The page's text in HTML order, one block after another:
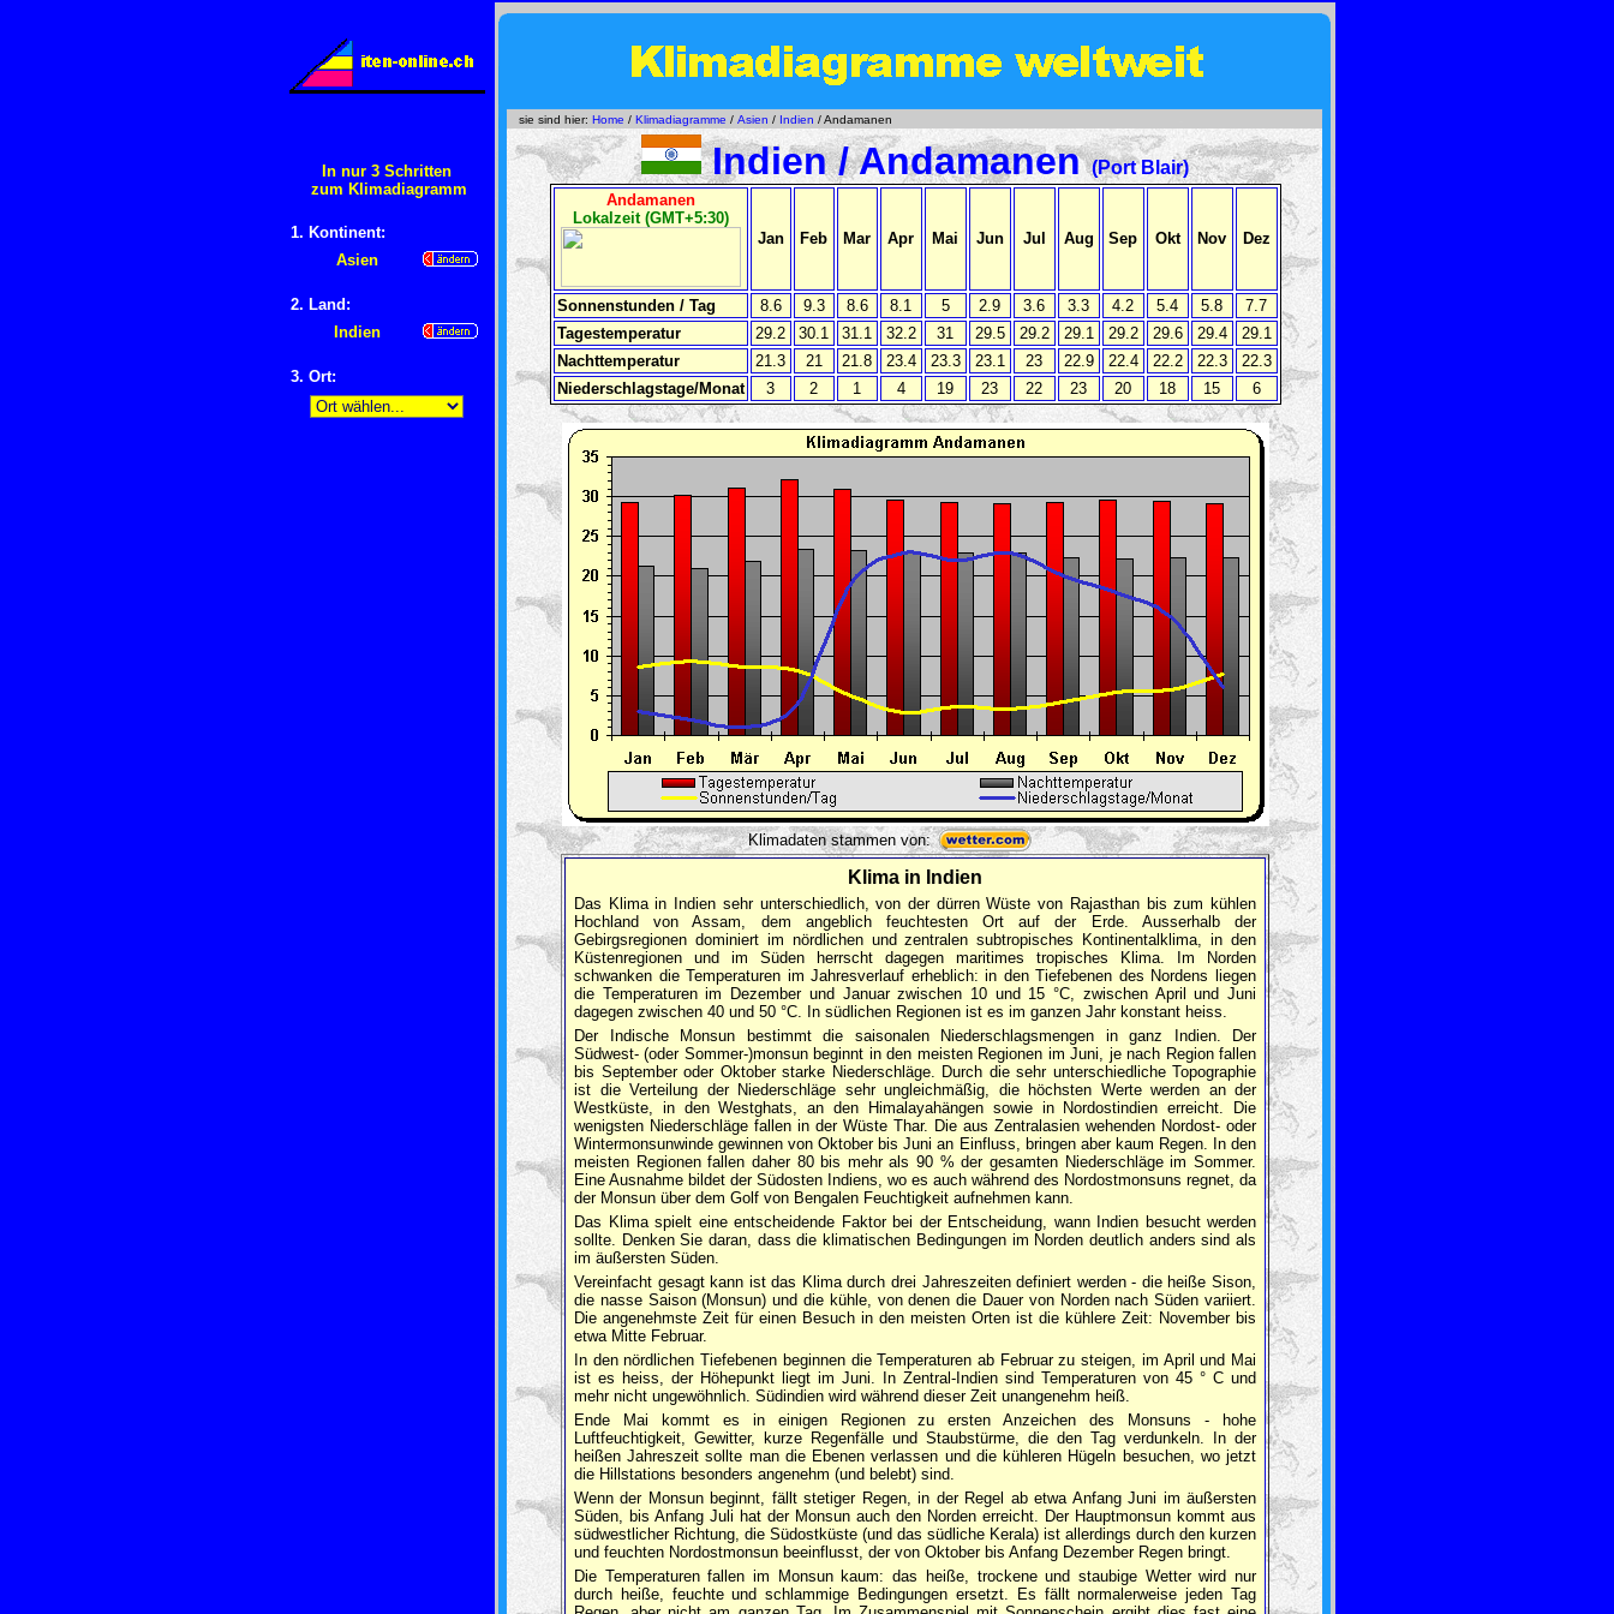
sie sind hier: Home / Klimadiagramme / Asien / Indien / Andamanen
In nur 3 Schritten
zum Klimadiagramm
1. Kontinent:
Asien
2. Land:
Indien
3. Ort:
Indien / Andamanen(Port Blair)
Andamanen
Lokalzeit (GMT+5:30)
Jan
Feb Mar Apr Mai Jun Jul Aug Sep Okt Nov Dez
Sonnenstunden / Tag 8.6 9.3 8.6 8.1 5 2.9 3.6 3.3 4.2 5.4 5.8
7.7
Tagestemperatur
29.2 30.1 31.1 32.2 31 29.5 29.2 29.1 29.2 29.6 29.4
29.1
Nachttemperatur
21.3 21 21.8 23.4 23.3 23.1 23 22.9 22.4 22.2 22.3
22.3
Niederschlagstage/Monat
3 2 1 4 19 23 22 23 20 18 15 6
Klimadaten stammen von:
Klima in Indien
Das Klima in Indien sehr unterschiedlich, von der dürren Wüste von Rajasthan bis zum kühlen
Hochland von Assam, dem angeblich feuchtesten Ort auf der Erde. Ausserhalb der
Gebirgsregionen dominiert im nördlichen und zentralen subtropisches Kontinentalklima, in den
Küstenregionen und im Süden herrscht dagegen maritimes tropisches Klima. Im Norden
schwanken die Temperaturen im Jahresverlauf erheblich: in den Tiefebenen des Nordens liegen
die Temperaturen im Dezember und Januar zwischen 10 und 15 °C, zwischen April und Juni
dagegen zwischen 40 und 50 °C. In südlichen Regionen ist es im ganzen Jahr konstant heiss.
Der Indische Monsun bestimmt die saisonalen Niederschlagsmengen in ganz Indien. Der
Südwest- (oder Sommer-)monsun beginnt in den meisten Regionen im Juni, je nach Region fallen
bis September oder Oktober starke Niederschläge. Durch die sehr unterschiedliche Topographie
ist die Verteilung der Niederschläge sehr ungleichmäßig, die höchsten Werte werden an der
Westküste, in den Westghats, an den Himalayahängen sowie in Nordostindien erreicht. Die
wenigsten Niederschläge fallen in der Wüste Thar. Die aus Zentralasien wehenden Nordost- oder
Wintermonsunwinde gewinnen von Oktober bis Juni an Einfluss, bringen aber kaum Regen. In den
meisten Regionen fallen daher 80 bis mehr als 90 % der gesamten Niederschläge im Sommer.
Eine Ausnahme bildet der Südosten Indiens, wo es auch während des Nordostmonsuns regnet, da
der Monsun über dem Golf von Bengalen Feuchtigkeit aufnehmen kann.
Das Klima spielt eine entscheidende Faktor bei der Entscheidung, wann Indien besucht werden
sollte. Denken Sie daran, dass die klimatischen Bedingungen im Norden deutlich anders sind als
im äußersten Süden.
Vereinfacht gesagt kann ist das Klima durch drei Jahreszeiten definiert werden - die heiße Sison,
die nasse Saison (Monsun) und die kühle, von denen die Dauer von Norden nach Süden variiert.
Die angenehmste Zeit für einen Besuch in den meisten Orten ist die kühlere Zeit: November bis
etwa Mitte Februar.
In den nördlichen Tiefebenen beginnen die Temperaturen ab Februar zu steigen, im April und Mai
ist es heiss, der Höhepunkt liegt im Juni. In Zentral-Indien sind Temperaturen von 45 ° C und
mehr nicht ungewöhnlich. Südindien wird während dieser Zeit unangenehm heiß.
Ende Mai kommt es in einigen Regionen zu ersten Anzeichen des Monsuns - hohe
Luftfeuchtigkeit, Gewitter, kurze Regenfälle und Staubstürme, die den Tag verdunkeln. In der
heißen Jahreszeit sollte man die Ebenen verlassen und die kühleren Hügeln besuchen, wo jetzt
die Hillstations besonders angenehm (und belebt) sind.
Wenn der Monsun beginnt, fällt stetiger Regen, in der Regel ab etwa Anfang Juni im äußersten
Süden, bis Anfang Juli hat der Monsun auch den Norden erreicht. Der Hauptmonsun kommt aus
südwestlicher Richtung, die Südostküste (und das südliche Kerala) ist allerdings durch den kurzen
und feuchten Nordostmonsun beeinflusst, der von Oktober bis Anfang Dezember Regen bringt.
Die Temperaturen fallen im Monsun kaum: das heiße, trockene und staubige Wetter wird nur
durch heiße, feuchte und schlammige Bedingungen ersetzt. Es fällt normalerweise jeden Tag